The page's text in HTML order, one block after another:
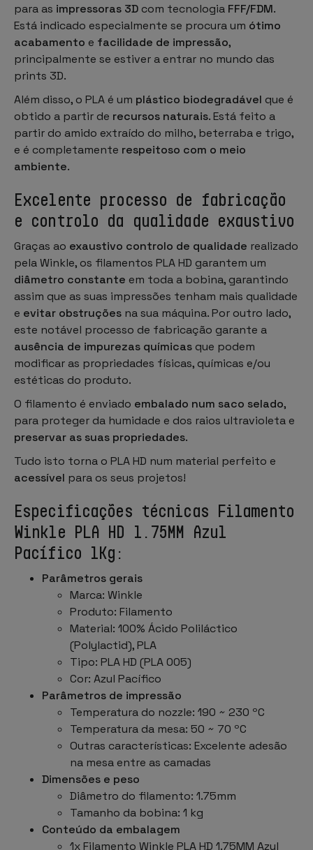
para as impressoras 3D com tecnologia FFF/FDM.
Está indicado especialmente se procura um ótimo
acabamento e facilidade de impressão,
principalmente se estiver a entrar no mundo das
prints 3D.
Além disso, o PLA é um plástico biodegradável que é
obtido a partir de recursos naturais. Está feito a
partir do amido extraído do milho, beterraba e trigo,
e é completamente respeitoso com o meio
ambiente.
Excelente processo de fabricação
e controlo da qualidade exaustivo
Graças ao exaustivo controlo de qualidade realizado
pela Winkle, os filamentos PLA HD garantem um
diâmetro constante em toda a bobina, garantindo
assim que as suas impressões tenham mais qualidade
e evitar obstruções na sua máquina. Por outro lado,
este notável processo de fabricação garante a
ausência de impurezas químicas que podem
modificar as propriedades físicas, químicas e/ou
estéticas do produto.
O filamento é enviado embalado num saco selado,
para proteger da humidade e dos raios ultravioleta e
preservar as suas propriedades.
Tudo isto torna o PLA HD num material perfeito e
acessível para os seus projetos!
Especificações técnicas Filamento
Winkle PLA HD 1.75MM Azul
Pacífico 1Kg:
Parâmetros gerais
Marca: Winkle
Produto: Filamento
Material: 100% Ácido Poliláctico
(Polylactid), PLA
Tipo: PLA HD (PLA 005)
Cor: Azul Pacífico
Parâmetros de impressão
Temperatura do nozzle: 190 ~ 230 ºC
Temperatura da mesa: 50 ~ 70 ºC
Outras características: Excelente adesão
na mesa entre as camadas
Dimensões e peso
Diâmetro do filamento: 1.75mm
Tamanho da bobina: 1 kg
Conteúdo da embalagem
1x Filamento Winkle PLA HD 1.75MM Azul